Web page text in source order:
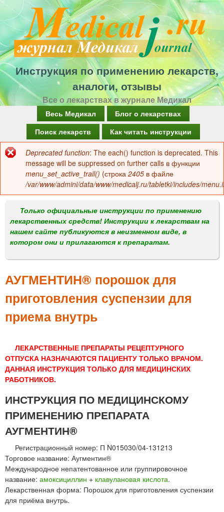
Перейти
к
основному
содержанию
Инструкция по применению лекарств,
аналоги, отзывы
Все о лекарствах в журнале Медикал
а
в
о
м
е
н
Весь Медикал
Блог о лекарствах
Поиск лекарств
Как читать инструкции
Сообщение
об
ошибке
Deprecated function: The each() function is deprecated. This
message will be suppressed on further calls в функции
menu_set_active_trail() (строка 2405 в файле
/var/www/admini/data/www/medicalj.ru/tabletki/includes/
Только официальные инструкции по применению
лекарственных средств! Инструкции к лекарствам на
нашем сайте публикуются в неизменном виде, в
котором они и прилагаются к препаратам.
АУГМЕНТИН® порошок для
приготовления суспензии для
приема внутрь
ЛЕКАРСТВЕННЫЕ ПРЕПАРАТЫ РЕЦЕПТУРНОГО
ОТПУСКА НАЗНАЧАЮТСЯ ПАЦИЕНТУ ТОЛЬКО ВРАЧОМ.
ДАННАЯ ИНСТРУКЦИЯ ТОЛЬКО ДЛЯ МЕДИЦИНСКИХ
РАБОТНИКОВ.
ИНСТРУКЦИЯ ПО МЕДИЦИНСКОМУ
ПРИМЕНЕНИЮ ПРЕПАРАТА
АУГМЕНТИН®
Регистрационный номер: П N015030/04-131213
Торговое название: Аугментин®
Международное непатентованное или группировочное
название: амоксициллин + клавулановая кислота.
Лекарственная форма: Порошок для приготовления суспензии
для приёма внутрь.